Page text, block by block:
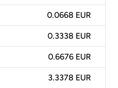
0.0668 EUR
0.3338 EUR
0.6676 EUR
3.3378 EUR